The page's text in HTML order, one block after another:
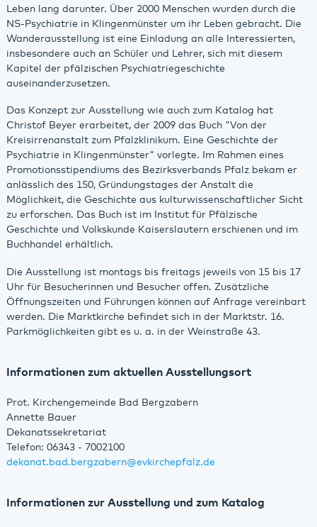
Leben lang darunter. Über 2000 Menschen wurden durch die
NS-Psychiatrie in Klingenmünster um ihr Leben gebracht. Die
Wanderausstellung ist eine Einladung an alle Interessierten,
insbesondere auch an Schüler und Lehrer, sich mit diesem
Kapitel der pfälzischen Psychiatriegeschichte
auseinanderzusetzen.
Das Konzept zur Ausstellung wie auch zum Katalog hat
Christof Beyer erarbeitet, der 2009 das Buch "Von der
Kreisirrenanstalt zum Pfalzklinikum. Eine Geschichte der
Psychiatrie in Klingenmünster" vorlegte. Im Rahmen eines
Promotionsstipendiums des Bezirksverbands Pfalz bekam er
anlässlich des 150, Gründungstages der Anstalt die
Möglichkeit, die Geschichte aus kulturwissenschaftlicher Sicht
zu erforschen. Das Buch ist im Institut für Pfälzische
Geschichte und Volkskunde Kaiserslautern erschienen und im
Buchhandel erhältlich.
Die Ausstellung ist montags bis freitags jeweils von 15 bis 17
Uhr für Besucherinnen und Besucher offen. Zusätzliche
Öffnungszeiten und Führungen können auf Anfrage vereinbart
werden. Die Marktkirche befindet sich in der Marktstr. 16.
Parkmöglichkeiten gibt es u. a. in der Weinstraße 43.
Informationen zum aktuellen Ausstellungsort
Prot. Kirchengemeinde Bad Bergzabern
Annette Bauer
Dekanatssekretariat
Telefon: 06343 - 7002100
dekanat.bad.bergzabern@evkirchepfalz.de
Informationen zur Ausstellung und zum Katalog